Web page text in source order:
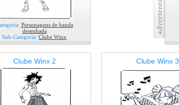
Personagens de banda
desenhada
Sub-Categoria: Clube Winx
Clube Winx 2 Clube Winx 3